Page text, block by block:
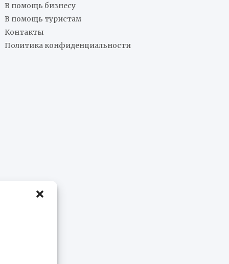
В помощь бизнесу
В помощь туристам
Контакты
Политика конфиденциальности